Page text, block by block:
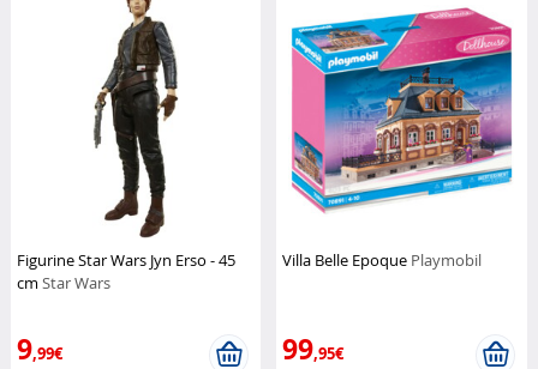
Figurine Star Wars Jyn Erso - 45
cm Star Wars
9,99€
Villa Belle Epoque Playmobil
99,95€